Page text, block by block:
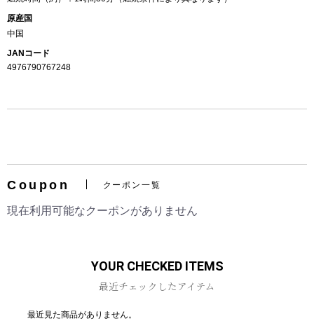
原産国
中国
JANコード
4976790767248
Coupon クーポン一覧
現在利用可能なクーポンがありません
YOUR CHECKED ITEMS
最近チェックしたアイテム
最近見た商品がありません。